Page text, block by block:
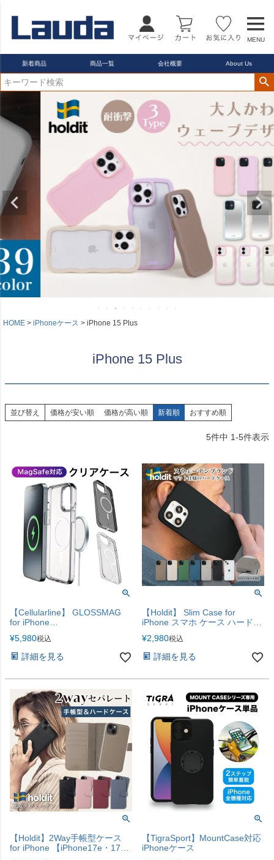
MENU
新着商品 商品一覧 会社概要 About Us
HOME iPhoneケース iPhone 15 Plus
iPhone 15 Plus
並び替え 価格が安い順 価格が高い順 新着順 おすすめ順
5件中 1-5件表示
【Cellularline】 GLOSSMAG
for iPhone
ズ対応】
¥5,980税込
詳細を見る
【Holdit】 Slim Case for
iPhone スマホ ケース ハードケ
【iPhone16シリーズ発売】
¥2,980税込
詳細を見る
【Holdit】2Way手帳型ケース
for iPhone 【iPhone17e・17シ
【TigraSport】MountCase対応
iPhoneケース